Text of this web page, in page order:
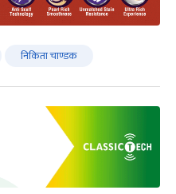
निकिता चाण्डक